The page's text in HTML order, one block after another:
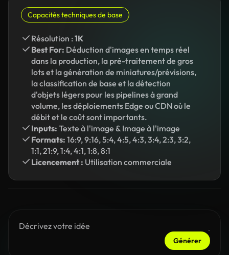
Capacités techniques de base
Résolution :1K
Best For: Déduction d'images en temps réel
dans la production, la pré-traitement de gros
lots et la génération de miniatures/prévisions,
la classification de base et la détection
d'objets légers pour les pipelines à grand
volume, les déploiements Edge ou CDN où le
débit et le coût sont importants.
Inputs: Texte à l'image & Image à l'image
Formats: 16:9, 9:16, 5:4, 4:5, 4:3, 3:4, 2:3, 3:2,
1:1, 21:9, 1:4, 4:1, 1:8, 8:1
Licencement : Utilisation commerciale
Générer